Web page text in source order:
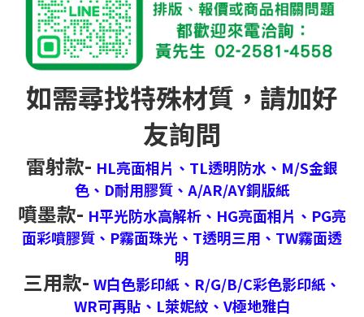
如需尋找特殊材質，請加好
友詢問
雷射款- HL亮面相片、 TL透明防水、 M/S金銀
色、 D耐用膠質、 A/AR/AY銅版紙
噴墨款- H平光防水高解析、 HG亮面相片、 PG亮
面彩噴膠質、 P霧面珠光、 T透明三用、 TW霧面透
明
三用款- W白色影印紙、 R/G/B/C彩色影印紙、
WR可再貼、 L萊妮紋、 V極地雅白